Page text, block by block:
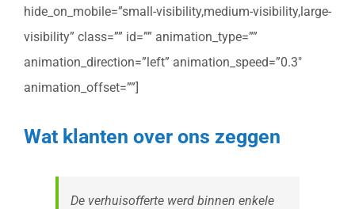
hide_on_mobile=”small-visibility,medium-visibility,large-
visibility” class=”” id=”” animation_type=””
animation_direction=”left” animation_speed=”0.3″
animation_offset=””]
Wat klanten over ons zeggen
De verhuisofferte werd binnen enkele